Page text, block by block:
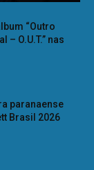
“Outro
– O.U.T.” nas
paranaense
Brasil 2026